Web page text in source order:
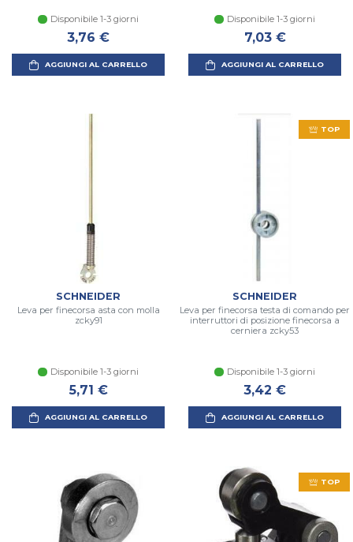
Disponibile 1-3 giorni
3,76 €
AGGIUNGI AL CARRELLO
Disponibile 1-3 giorni
7,03 €
AGGIUNGI AL CARRELLO
SCHNEIDER
Leva per finecorsa asta con molla
zcky91
Disponibile 1-3 giorni
5,71 €
AGGIUNGI AL CARRELLO
TOP
SCHNEIDER
Leva per finecorsa testa di comando per
interruttori di posizione finecorsa a
cerniera zcky53
Disponibile 1-3 giorni
3,42 €
AGGIUNGI AL CARRELLO
TOP